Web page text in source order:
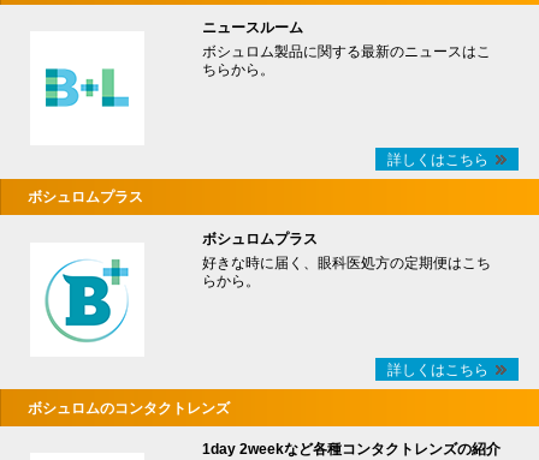
ニュースルーム
ボシュロム製品に関する最新のニュースはこ
ちらから。
詳しくはこちら
ボシュロムプラス
ボシュロムプラス
好きな時に届く、眼科医処方の定期便はこち
らから。
詳しくはこちら
ボシュロムのコンタクトレンズ
1day 2weekなど各種コンタクトレンズの紹介